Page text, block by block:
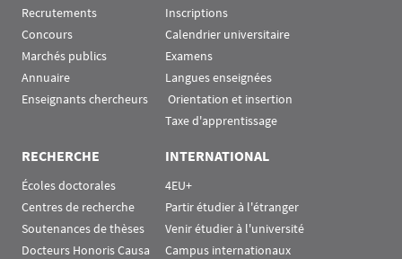
Recrutements
Concours
Marchés publics
Annuaire
Enseignants chercheurs
Inscriptions
Calendrier universitaire
Examens
Langues enseignées
Orientation et insertion
Taxe d'apprentissage
RECHERCHE
Écoles doctorales
Centres de recherche
Soutenances de thèses
Docteurs Honoris Causa
INTERNATIONAL
4EU+
Partir étudier à l'étranger
Venir étudier à l'université
Campus internationaux